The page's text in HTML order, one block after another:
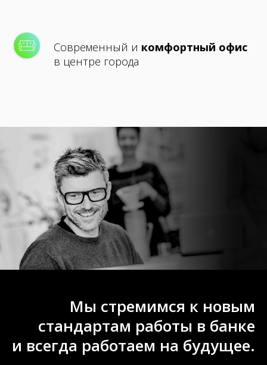
Современный и комфортный офис
в центре города
Мы стремимся к новым
стандартам работы в банке
и всегда работаем на будущее.